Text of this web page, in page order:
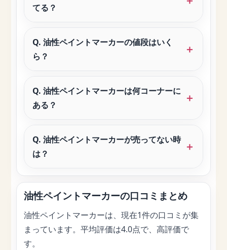
てる？
Q. 油性ペイントマーカーの値段はいく
ら？
Q. 油性ペイントマーカーは何コーナーに
ある？
Q. 油性ペイントマーカーが売ってない時
は？
油性ペイントマーカーの口コミまとめ
油性ペイントマーカーは、現在1件の口コミが集
まっています。平均評価は4.0点で、高評価で
す。